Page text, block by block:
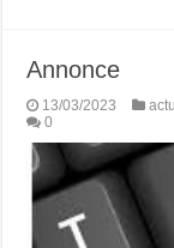
Annonce
13/03/2023
0